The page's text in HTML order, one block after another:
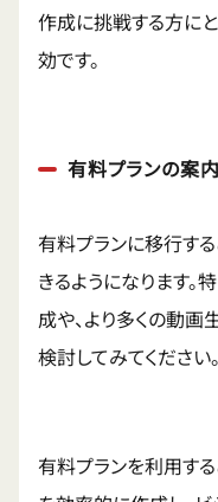
作成に挑戦する方に
効です。
有料プランの案内
有料プランに移行す
きるようになります。
成や、より多くの動
検討してみてください。
有料プランを利用する